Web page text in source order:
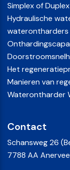
Simplex of
Hydraulische
waterontharders
Het
Manieren van
Waterontharder
Contact
Schansweg 26
7788 AA